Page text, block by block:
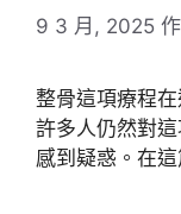
9 3 月, 2025
整骨這項療程
許多人仍然對
感到疑惑。在